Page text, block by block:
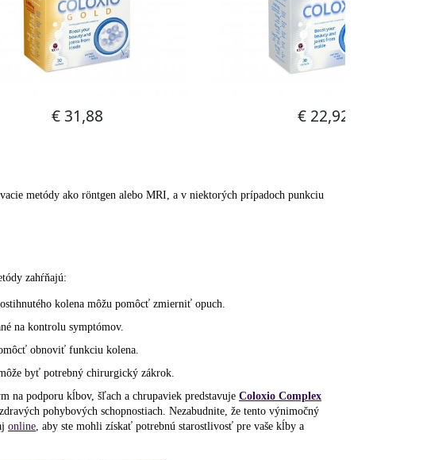
metódy ako röntgen alebo MRI, a v niektorých prípadoch punkciu
zahŕňajú:
kolena môžu pomôcť zmierniť opuch.
na kontrolu symptómov.
obnoviť funkciu kolena.
byť potrebný chirurgický zákrok.
na podporu kĺbov, šľach a chrupaviek predstavuje Coloxio Complex
pohybových schopnostiach. Nezabudnite, že tento výnimočný
online , aby ste mohli získať potrebnú starostlivosť pre vaše kĺby a